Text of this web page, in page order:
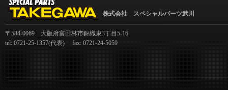
株式会社 スペシャルパーツ武川
〒584-0069 大阪府富田林市錦織東3丁目5-16
tel: 0721-25-1357(代表) fax: 0721-24-5059